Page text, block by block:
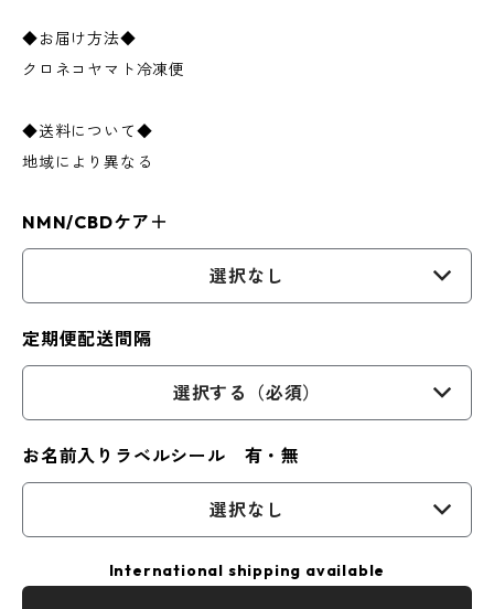
◆お届け方法◆
クロネコヤマト冷凍便
◆送料について◆
地域により異なる
NMN/CBDケア＋
選択なし
定期便配送間隔
選択する（必須）
お名前入りラベルシール 有・無
選択なし
International shipping available